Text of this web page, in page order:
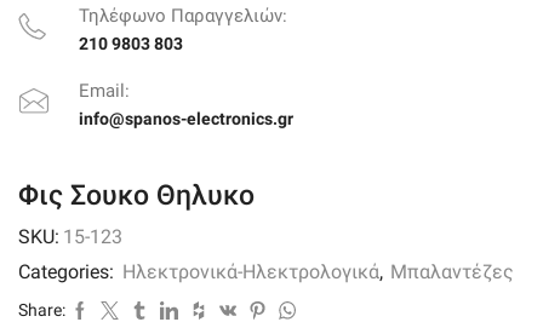
Τηλέφωνο Παραγγελιών:
210 9803 803
Email:
info@spanos-electronics.gr
Φις Σουκο Θηλυκο
SKU: 15-123
Categories: Ηλεκτρονικά-Ηλεκτρολογικά, Μπαλαντέζες
Share: